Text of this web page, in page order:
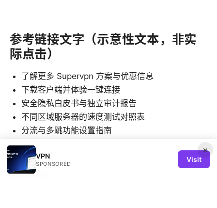
参考链接文字（示意性文本，非实
际点击）
了解更多 Supervpn 方案与优惠信息
下载客户端并体验一键连接
安全隐私白皮书与独立审计报告
不同区域服务器的速度测试对照表
分流与多跳功能设置指南
Sources:
×
VPN
SPONSORED
Visit